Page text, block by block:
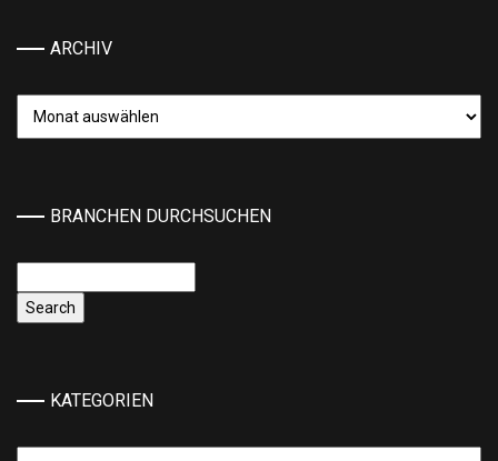
ARCHIV
BRANCHEN DURCHSUCHEN
KATEGORIEN